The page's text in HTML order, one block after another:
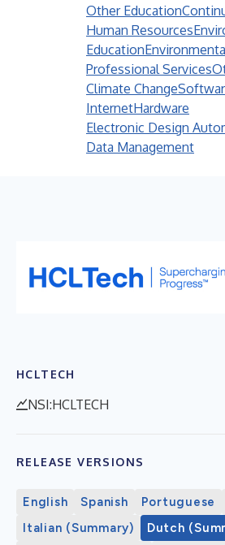
Other Education
Human Resources
Education
Professional Services
Climate Change
InternetHardware
Electronic Design
Data Management
HCLTECH
NSI:HCLTECH
RELEASE VERSIONS
English Spanish Portuguese
Italian (Summary)
Dutch